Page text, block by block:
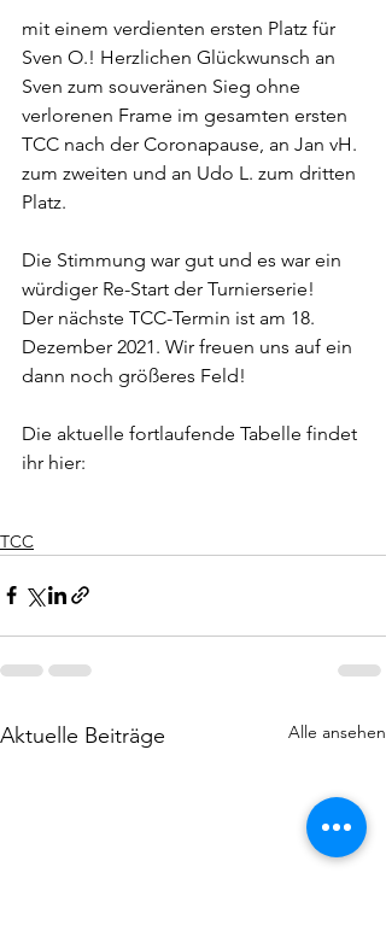
mit einem verdienten ersten Platz für
Sven O.! Herzlichen Glückwunsch an
Sven zum souveränen Sieg ohne
verlorenen Frame im gesamten ersten
TCC nach der Coronapause, an Jan vH.
zum zweiten und an Udo L. zum dritten
Platz.
Die Stimmung war gut und es war ein
würdiger Re-Start der Turnierserie!
Der nächste TCC-Termin ist am 18.
Dezember 2021. Wir freuen uns auf ein
dann noch größeres Feld!
Die aktuelle fortlaufende Tabelle findet
ihr hier:
TCC
Aktuelle Beiträge Alle ansehen